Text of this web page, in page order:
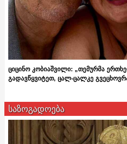
ციცინო კობიაშვილი: „თემურმა
გადავწყვიტეთ, ცალ-ცალკე
საზოგადოება